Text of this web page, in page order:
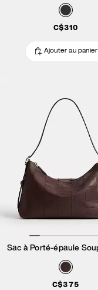
C$310
Ajouter au panier
C$375